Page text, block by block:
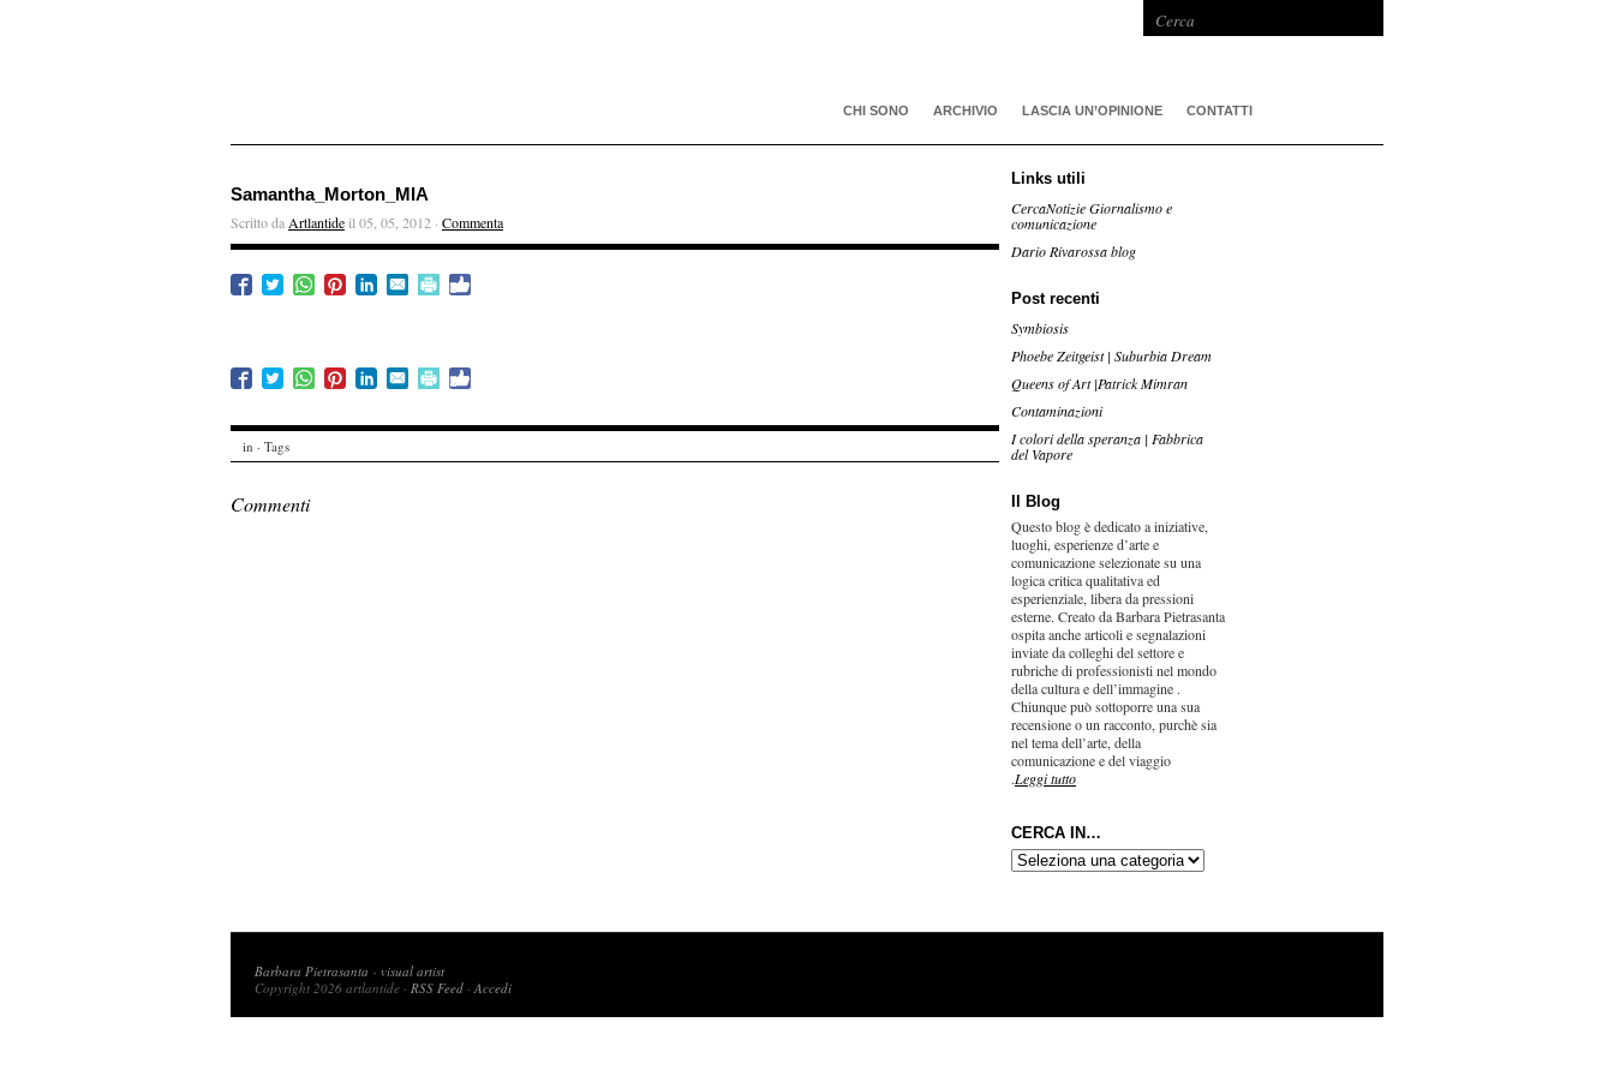
CHI SONO ARCHIVIO LASCIA UN’OPINIONE CONTATTI
Samantha_Morton_MIA
Scritto da Artlantideil 05, 05, 2012 · Commenta
in · Tags
Commenti
Links utili
CercaNotizie Giornalismo e
comunicazione
Dario Rivarossa blog
Post recenti
Symbiosis
Phoebe Zeitgeist | Suburbia Dream
Queens of Art |Patrick Mimran
Contaminazioni
I colori della speranza | Fabbrica
del Vapore
Il Blog
Questo blog è dedicato a iniziative,
luoghi, esperienze d’arte e
comunicazione selezionate su una
logica critica qualitativa ed
esperienziale, libera da pressioni
esterne. Creato da Barbara Pietrasanta
ospita anche articoli e segnalazioni
inviate da colleghi del settore e
rubriche di professionisti nel mondo
della cultura e dell’immagine .
Chiunque può sottoporre una sua
recensione o un racconto, purchè sia
nel tema dell’arte, della
comunicazione e del viaggio
.Leggi tutto
CERCA IN…
CERCA
IN…
Barbara Pietrasanta - visual artist
Copyright 2026 artlantide · RSS Feed ·Accedi